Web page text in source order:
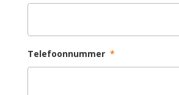
Telefoonnummer *